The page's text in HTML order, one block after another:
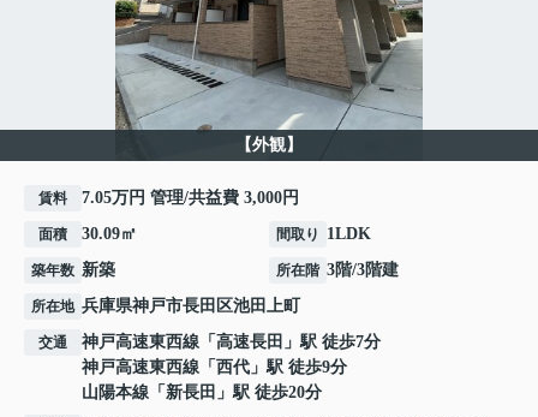
【外観】
賃料 7.05万円 管理/共益費 3,000円
面積 30.09㎡ 間取り 1LDK
築年数 新築 所在階 3階/3階建
所在地 兵庫県神戸市長田区池田上町
交通 神戸高速東西線 「 高速長田 」駅 徒歩7分
神戸高速東西線 「 西代 」駅 徒歩9分
山陽本線 「 新長田 」駅 徒歩20分